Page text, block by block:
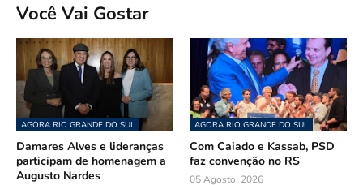
Você Vai Gostar
AGORA RIO GRANDE DO SUL
Damares Alves e lideranças
participam de homenagem a
Augusto Nardes
AGORA RIO GRANDE DO SUL
Com Caiado e Kassab, PSD
faz convenção no RS
05 Agosto, 2026